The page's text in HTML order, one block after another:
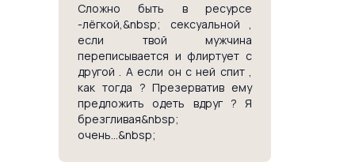
Сложно быть в ресурсе
-лёгкой,&nbsp; сексуальной ,
если твой мужчина
переписывается и флиртует с
другой . А если он с ней спит ,
как тогда ? Презерватив ему
предложить одеть вдруг ? Я
брезгливая&nbsp;
очень...&nbsp;